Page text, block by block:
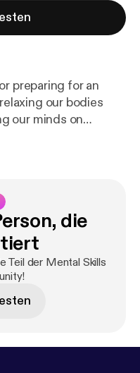
preparing for an
our bodies
our minds on
Its optimal
keys to
all of the senses,
feel emotions. Let’s
die
Teil der Mental Skills